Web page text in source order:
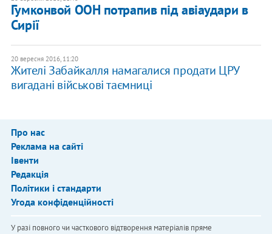
Гумконвой ООН потрапив під авіаудари в
Сирії
20 вересня 2016, 11:20
Жителі Забайкалля намагалися продати ЦРУ
вигадані військові таємниці
Про нас
Реклама на сайті
Івенти
Редакція
Політики і стандарти
Угода конфіденційності
У разі повного чи часткового відтворення матеріалів пряме